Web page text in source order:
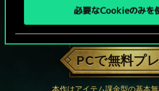
必要なCookieのみを
グウェントでひと勝
か？
PCで無料プ
本作はアイテム課金型の基本